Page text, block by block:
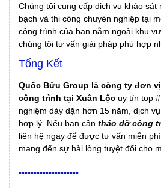
Chúng tôi cung cấp dịch vụ khảo sát
bạch và thi công chuyên nghiệp tại
công trình của bạn nằm ngoài khu
chúng tôi tư vấn giải pháp phù hợp
Tổng Kết
Quốc Bửu Group là công ty đơn
công trình tại Xuân Lộc uy tín top
nghiệm dày dặn hơn 15 năm, dịch
hợp lý. Nếu bạn cần tháo dỡ công
liên hệ ngay để được tư vấn miễn
mang đến sự hài lòng tuyệt đối cho
••••••••••••••••••••